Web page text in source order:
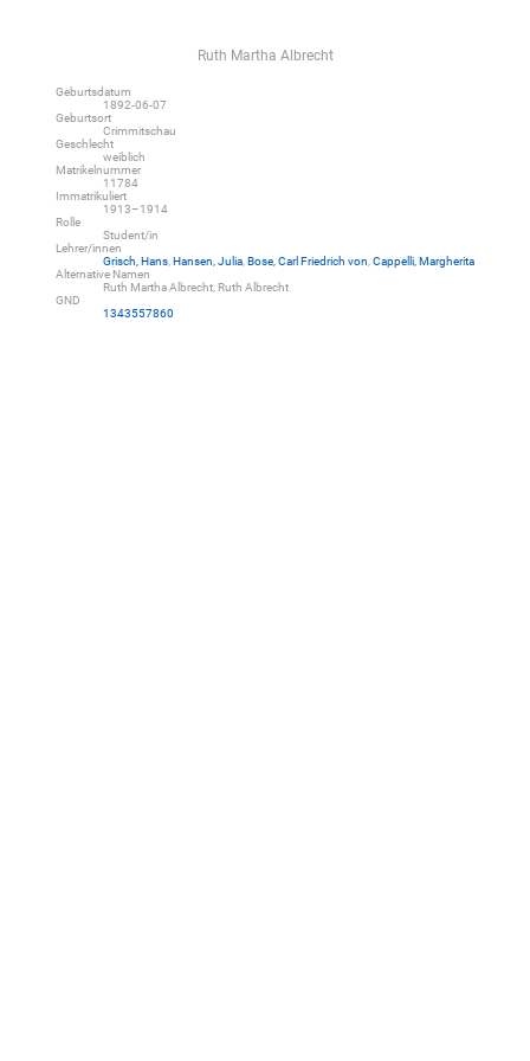
Ruth Martha Albrecht
Geburtsdatum
1892-06-07
Geburtsort
Crimmitschau
Geschlecht
weiblich
Matrikelnummer
11784
Immatrikuliert
1913–1914
Rolle
Student/in
Lehrer/innen
Grisch, Hans Hansen, Julia Bose, Carl Friedrich von Cappelli, Margherita
Alternative Namen
Ruth Martha Albrecht, Ruth Albrecht
GND
1343557860